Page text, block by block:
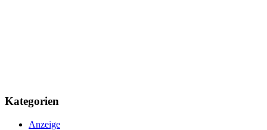
Kategorien
Anzeige